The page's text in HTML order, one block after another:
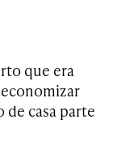
que era
de casa parte